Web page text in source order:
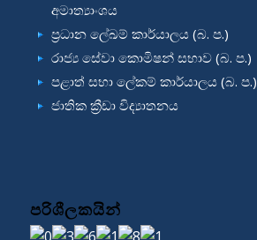
අමාත්‍යාංශය
ප්‍රධාන ලේඛම් කාර්යාලය (බ. ප.)
රාජ්‍ය සේවා කොමිෂන් සභාව (බ. ප.)
පළාත් සභා ලේකම් කාර්යාලය (බ. ප.)
ජාතික ක්‍රීඩා විද්‍යාතනය
පරිශීලකයින්